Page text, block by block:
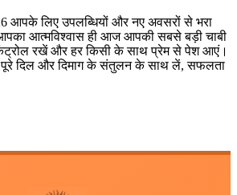
आपके लिए उपलब्धियों और नए अवसरों से भरा
आत्मविश्वास ही आज आपकी सबसे बड़ी चाबी
रखें और हर किसी के साथ प्रेम से पेश आएं।
दिल और दिमाग के संतुलन के साथ लें, सफलता